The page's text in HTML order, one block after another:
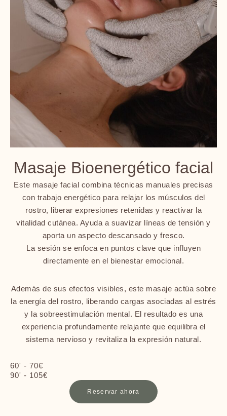
Masaje Bioenergético facial
Este masaje facial combina técnicas manuales precisas
con trabajo energético para relajar los músculos del
rostro, liberar expresiones retenidas y reactivar la
vitalidad cutánea. Ayuda a suavizar líneas de tensión y
aporta un aspecto descansado y fresco.
La sesión se enfoca en puntos clave que influyen
directamente en el bienestar emocional.
Además de sus efectos visibles, este masaje actúa sobre
la energía del rostro, liberando cargas asociadas al estrés
y la sobreestimulación mental. El resultado es una
experiencia profundamente relajante que equilibra el
sistema nervioso y revitaliza la expresión natural.
60' - 70€
90' - 105€
Reservar ahora